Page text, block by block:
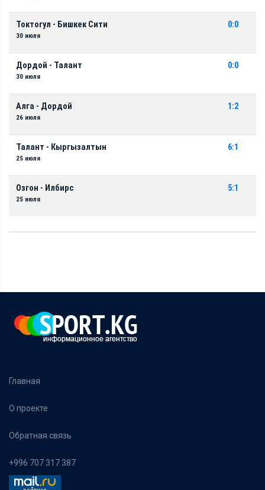
Токтогул - Бишкек Сити
30 июля
0:0
Дордой - Талант
30 июля
0:0
Алга - Дордой
26 июля
1:2
Талант - Кыргызалтын
25 июля
6:1
Озгон - Илбирс
25 июля
5:1
Главная
О проекте
Обратная связь
+996 707 317 387